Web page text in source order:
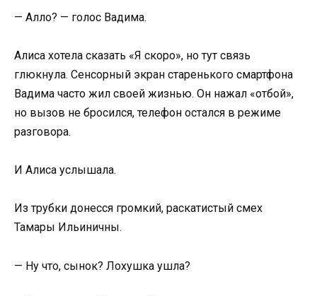
— Алло? — голос Вадима.
Алиса хотела сказать «Я скоро», но тут связь
глюкнула. Сенсорный экран старенького смартфона
Вадима часто жил своей жизнью. Он нажал «отбой»,
но вызов не бросился, телефон остался в режиме
разговора.
И Алиса услышала.
Из трубки донесся громкий, раскатистый смех
Тамары Ильиничны.
— Ну что, сынок? Лохушка ушла?